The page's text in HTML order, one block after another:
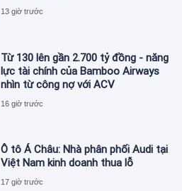
13 giờ trước
Từ 130 lên gần 2.700 tỷ đồng - năng
lực tài chính của Bamboo Airways
nhìn từ công nợ với ACV
16 giờ trước
Ô tô Á Châu: Nhà phân phối Audi tại
Việt Nam kinh doanh thua lỗ
17 giờ trước